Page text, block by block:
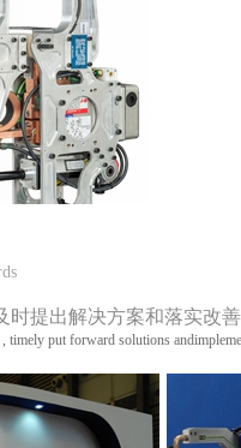
时提出解决方案和落实改
timely put forward solutions